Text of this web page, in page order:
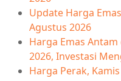
Update Harga
Agustus 2026
Harga Emas
2026, Investasi
Harga Perak,